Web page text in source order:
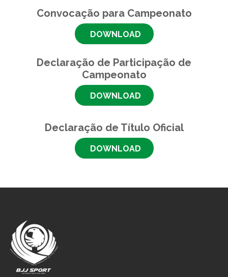
Convocação para Campeonato
DOWNLOAD
Declaração de Participação de
Campeonato
DOWNLOAD
Declaração de Título Oficial
DOWNLOAD